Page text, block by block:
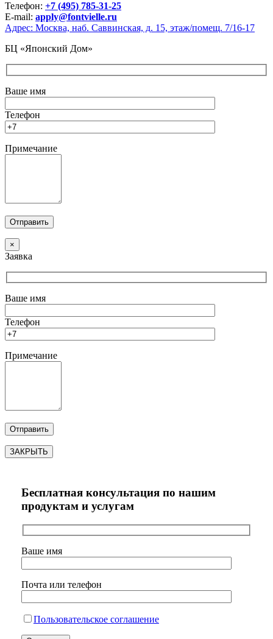
Телефон: +7 (495) 785-31-25
E-mail: apply@fontvielle.ru
Адрес: Москва, наб. Саввинская, д. 15, этаж/помещ. 7/16-17
БЦ «Японский Дом»
Ваше имя
Телефон
Примечание
×
Заявка
Ваше имя
Телефон
Примечание
ЗАКРЫТЬ
Бесплатная консультация по нашим
продуктам и услугам
Ваше имя
Почта или телефон
Пользовательское соглашение